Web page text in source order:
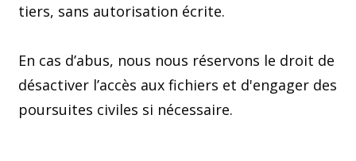
tiers, sans autorisation écrite.
En cas d’abus, nous nous réservons le droit de
désactiver l’accès aux fichiers et d'engager des
poursuites civiles si nécessaire.